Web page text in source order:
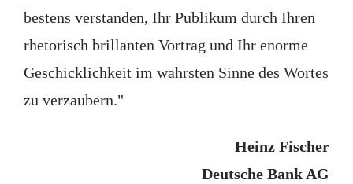
bestens verstanden, Ihr Publikum durch Ihren
rhetorisch brillanten Vortrag und Ihr enorme
Geschicklichkeit im wahrsten Sinne des Wortes
zu verzaubern."
Heinz Fischer
Deutsche Bank AG